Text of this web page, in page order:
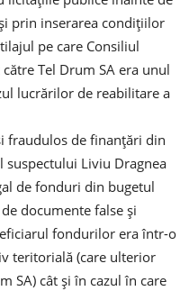
prin inserarea condițiilor
pe care Consiliul
Tel Drum SA era unul
lucrărilor de reabilitare a
fraudulos de finanțări din
Liviu Dragnea
de fonduri din bugetul
documente false și
fondurilor era într-o
teritorială (care ulterior
SA) cât și în cazul în care